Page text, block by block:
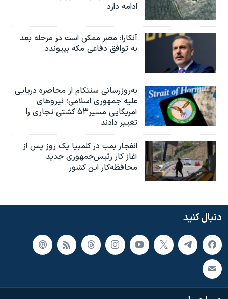
ادامه دارد
آنکارا: مصر ممکن است در مرحله بعد
به توافق دفاعی مکه بپیوندد
به‌روزرسانی سنتکام از محاصره دریایی
علیه جمهوری اسلامی؛ نیروهای
آمریکایی مسیر۵۳ کشتی تجاری را
تغییر دادند
انفجار بمب‌‌ در کلمبیا یک روز پس از
آغاز کار رئیس‌جمهوری جدید
محافظه‌کار این کشور
دنبال کنید